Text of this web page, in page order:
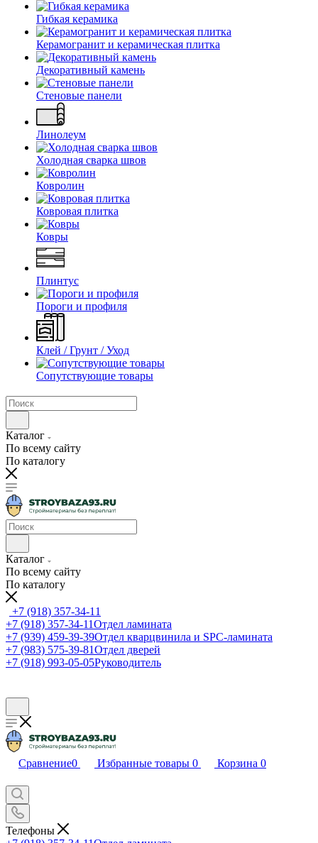
Гибкая керамика
Керамогранит и керамическая плитка
Декоративный камень
Стеновые панели
Линолеум
Холодная сварка швов
Ковролин
Ковровая плитка
Ковры
Плинтус
Пороги и профиля
Клей / Грунт / Уход
Сопутствующие товары
Каталог
По всему сайту
По каталогу
Каталог
По всему сайту
По каталогу
+7 (918) 357-34-11
+7 (918) 357-34-11Отдел ламината
+7 (939) 459-39-39Отдел кварцвинила и SPC-ламината
+7 (983) 575-39-81Отдел дверей
+7 (918) 993-05-05Руководитель
Сравнение0 Избранные товары 0 Корзина 0
Телефоны